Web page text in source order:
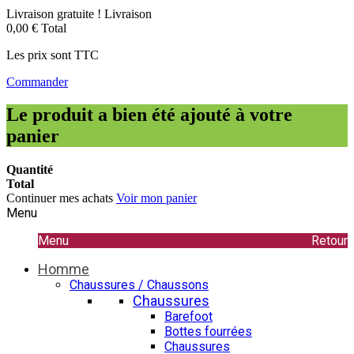
Livraison gratuite ! Livraison
0,00 € Total
Les prix sont TTC
Commander
Le produit a bien été ajouté à votre
panier
Quantité
Total
Continuer mes achats Voir mon panier
Menu
Menu
Retour
Homme
Chaussures / Chaussons
Chaussures
Barefoot
Bottes fourrées
Chaussures